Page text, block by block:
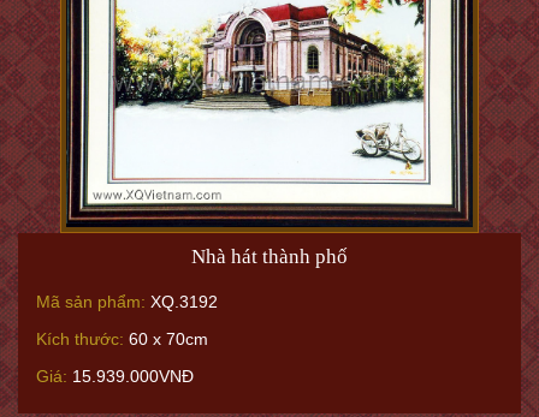
Nhà hát thành phố
Mã sản phẩm: XQ.3192
Kích thước: 60 x 70cm
Giá: 15.939.000VNĐ